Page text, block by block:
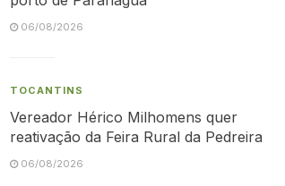
06/08/2026
TOCANTINS
Vereador Hérico Milhomens quer
reativação da Feira Rural da Pedreira
06/08/2026